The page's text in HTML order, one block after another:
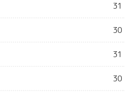
31
30
31
30